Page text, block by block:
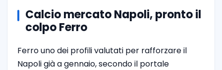
Calcio mercato Napoli, pronto il
colpo Ferro
Ferro uno dei profili valutati per rafforzare il
Napoli già a gennaio, secondo il portale